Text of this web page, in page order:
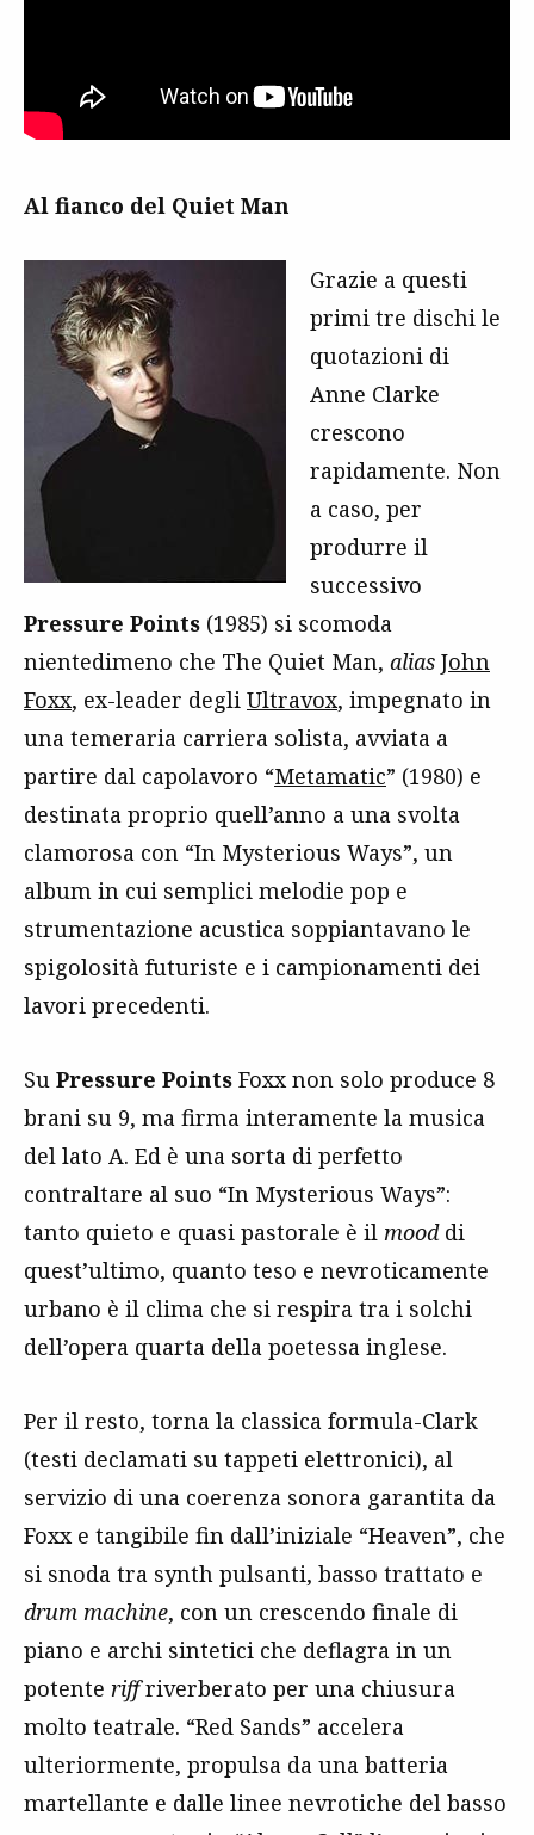
Al fianco del Quiet Man
Grazie a questi
primi tre dischi le
quotazioni di
Anne Clarke
crescono
rapidamente. Non
a caso, per
produrre il
successivo
Pressure Points (1985) si scomoda
nientedimeno che The Quiet Man, alias John
Foxx, ex-leader degli Ultravox, impegnato in
una temeraria carriera solista, avviata a
partire dal capolavoro “Metamatic” (1980) e
destinata proprio quell’anno a una svolta
clamorosa con “In Mysterious Ways”, un
album in cui semplici melodie pop e
strumentazione acustica soppiantavano le
spigolosità futuriste e i campionamenti dei
lavori precedenti.
Su Pressure Points Foxx non solo produce 8
brani su 9, ma firma interamente la musica
del lato A. Ed è una sorta di perfetto
contraltare al suo “In Mysterious Ways”:
tanto quieto e quasi pastorale è il mooddi
quest’ultimo, quanto teso e nevroticamente
urbano è il clima che si respira tra i solchi
dell’opera quarta della poetessa inglese.
Per il resto, torna la classica formula-Clark
(testi declamati su tappeti elettronici), al
servizio di una coerenza sonora garantita da
Foxx e tangibile fin dall’iniziale “Heaven”, che
si snoda tra synth pulsanti, basso trattato e
drum machine, con un crescendo finale di
piano e archi sintetici che deflagra in un
potente riffriverberato per una chiusura
molto teatrale. “Red Sands” accelera
ulteriormente, propulsa da una batteria
martellante e dalle linee nevrotiche del basso